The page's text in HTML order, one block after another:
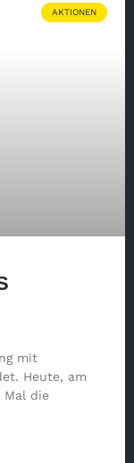
AKTIONEN
mit
Heute, am
Mal die